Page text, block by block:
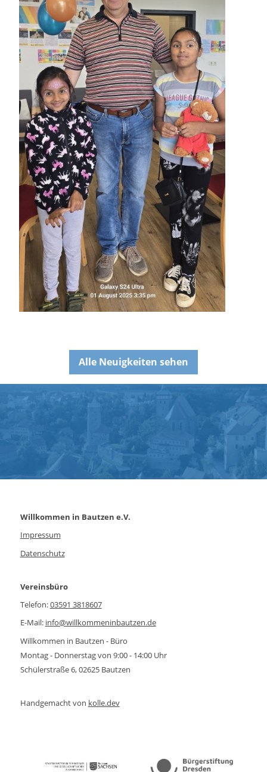
Alle Neuigkeiten sehen
Willkommen in Bautzen e.V.
Impressum
Datenschutz
Vereinsbüro
Telefon:03591 3818607
E-Mail: info@willkommeninbautzen.de
Willkommen in Bautzen - Büro
Montag - Donnerstag von 9:00 - 14:00 Uhr
Schülerstraße 6, 02625 Bautzen
Handgemacht von kolle.dev